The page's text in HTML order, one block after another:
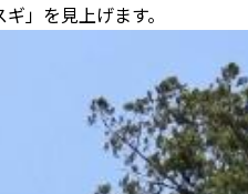
」を見上げます。